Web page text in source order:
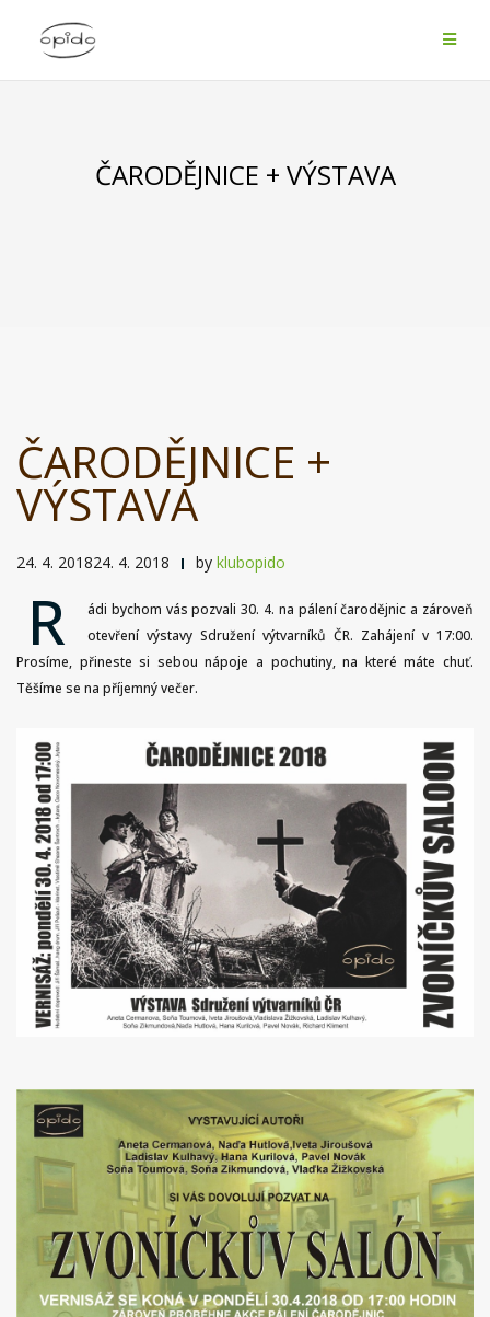
ČARODĚJNICE + VÝSTAVA
ČARODĚJNICE +
VÝSTAVA
24. 4. 201824. 4. 2018 by klubopido
R
ádi bychom vás pozvali 30. 4. na pálení čarodějnic a zároveň
otevření výstavy Sdružení výtvarníků ČR. Zahájení v 17:00.
Prosíme, přineste si sebou nápoje a pochutiny, na které máte chuť.
Těšíme se na příjemný večer.